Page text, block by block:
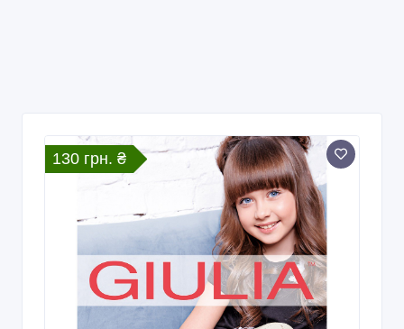
130 грн. ₴